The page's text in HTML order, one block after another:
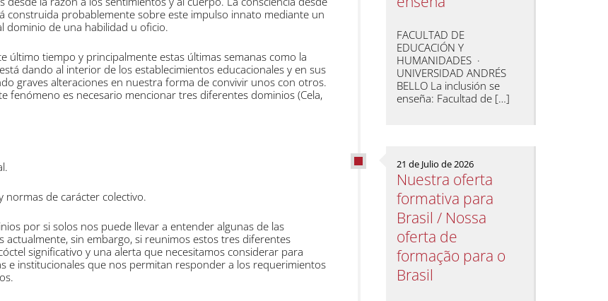
construida probablemente sobre este impulso innato mediante un
dominio de una habilidad u oficio.
último tiempo y principalmente estas últimas semanas como la
dando al interior de los establecimientos educacionales y en sus
graves alteraciones en nuestra forma de convivir unos con otros.
fenómeno es necesario mencionar tres diferentes dominios (Cela,
normas de carácter colectivo.
por si solos nos puede llevar a entender algunas de las
actualmente, sin embargo, si reunimos estos tres diferentes
significativo y una alerta que necesitamos considerar para
e institucionales que nos permitan responder a los requerimientos
FACULTAD DE
EDUCACIÓN Y
HUMANIDADES ·
UNIVERSIDAD ANDRÉS
BELLO La inclusión se
enseña: Facultad de […]
21 de Julio de 2026
Nuestra oferta
formativa para
Brasil / Nossa
oferta de
formação para o
Brasil